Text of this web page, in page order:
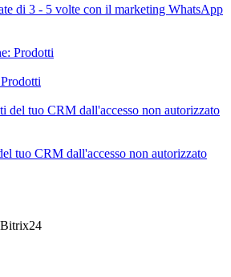
di 3 - 5 volte con il marketing WhatsApp
tuo CRM dall'accesso non autorizzato